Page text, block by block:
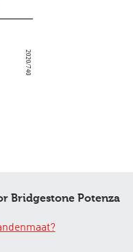
2020/740
Bridgestone Potenza